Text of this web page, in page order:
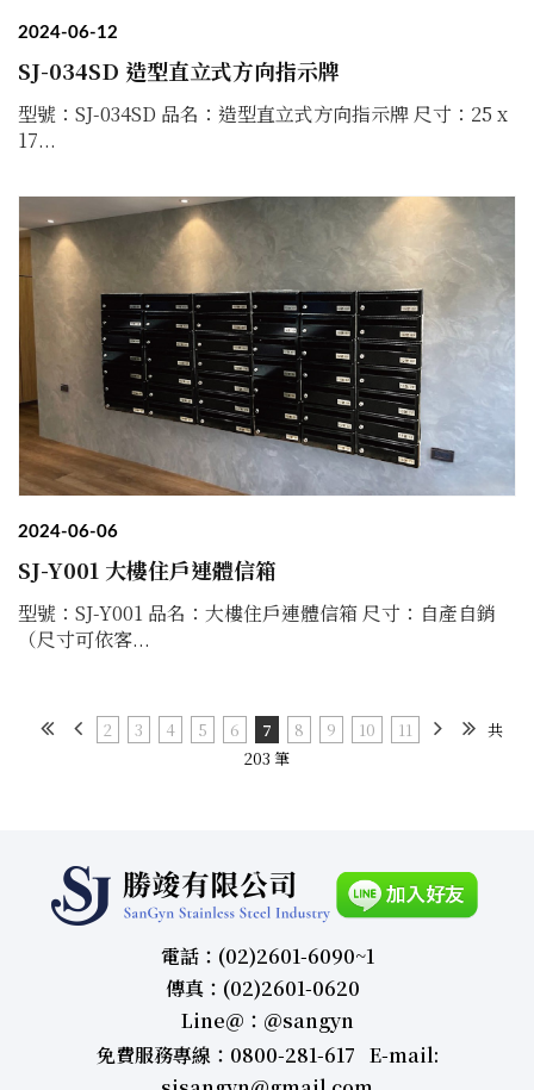
2024-06-12
SJ-034SD 造型直立式方向指示牌
型號：SJ-034SD 品名：造型直立式方向指示牌 尺寸：25 x
17...
2024-06-06
SJ-Y001 大樓住戶連體信箱
型號：SJ-Y001 品名：大樓住戶連體信箱 尺寸：自產自銷
（尺寸可依客...
2 3 4 5 6 7 8 9 10 11
共
203 筆
電話：(02)2601-6090~1
傳真：(02)2601-0620
Line＠：＠sangyn
免費服務專線：0800-281-617 E-mail: